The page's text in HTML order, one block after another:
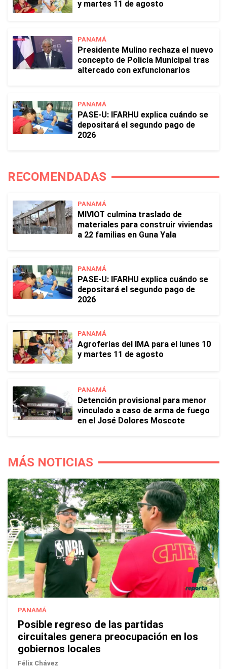
y martes 11 de agosto
PANAMÁ
Presidente Mulino rechaza el nuevo
concepto de Policía Municipal tras
altercado con exfuncionarios
PANAMÁ
PASE-U: IFARHU explica cuándo se
depositará el segundo pago de
2026
RECOMENDADAS
PANAMÁ
MIVIOT culmina traslado de
materiales para construir viviendas
a 22 familias en Guna Yala
PANAMÁ
PASE-U: IFARHU explica cuándo se
depositará el segundo pago de
2026
PANAMÁ
Agroferias del IMA para el lunes 10
y martes 11 de agosto
PANAMÁ
Detención provisional para menor
vinculado a caso de arma de fuego
en el José Dolores Moscote
MÁS NOTICIAS
PANAMÁ
Posible regreso de las partidas
circuitales genera preocupación en los
gobiernos locales
Félix Chávez